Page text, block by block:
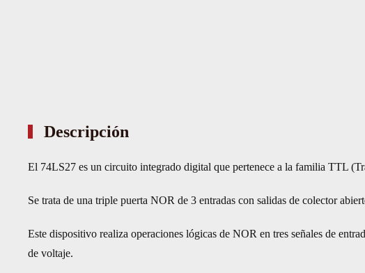
Descripción
El 74LS27 es un circuito integrado digital que pertenece a la familia TTL
Se trata de una triple puerta NOR de 3 entradas con salidas de colector
Este dispositivo realiza operaciones lógicas de NOR en tres señales de
de voltaje.